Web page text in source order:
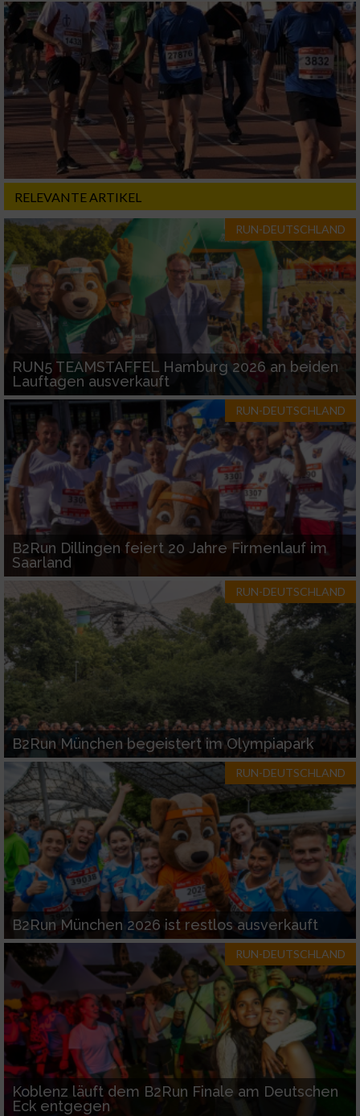
RELEVANTE ARTIKEL
RUN-DEUTSCHLAND
RUN5 TEAMSTAFFEL Hamburg 2026 an beiden
Lauftagen ausverkauft
RUN-DEUTSCHLAND
B2Run Dillingen feiert 20 Jahre Firmenlauf im
Saarland
RUN-DEUTSCHLAND
B2Run München begeistert im Olympiapark
RUN-DEUTSCHLAND
B2Run München 2026 ist restlos ausverkauft
RUN-DEUTSCHLAND
Koblenz läuft dem B2Run Finale am Deutschen
Eck entgegen
Geräte anhand von aktiv angeforderten
Informationen identifizieren
Nicht-IAB-Verarbeitungszwecke:
Notwendig
Performance
Funktional
Werbung